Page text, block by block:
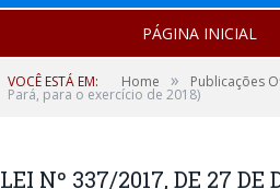
PÁGINA INICIAL
VOCÊ ESTÁ EM: Home » Publicações
Pará, para o exercício de 2018)
LEI Nº 337/2017, DE 27 DE